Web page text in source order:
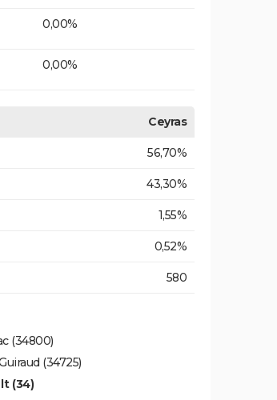
0,00%
0,00%
Ceyras
56,70%
43,30%
1,55%
0,52%
580
(34800)
(34725)
(34)